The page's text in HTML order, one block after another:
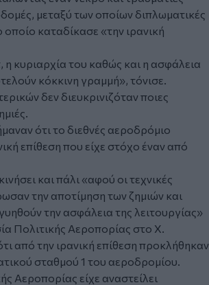
μεταξύ των οποίων διπλωματικές
καταδίκασε «την ιρανική
κυριαρχία του καθώς και η ασφάλεια
κόκκινη γραμμή», τόνισε.
δεν διευκρινιζόταν ποιες
ότι το διεθνές αεροδρόμιο
επίθεση που είχε στόχο έναν από
και πάλι «αφού οι τεχνικές
την αποτίμηση των ζημιών και
την ασφάλεια της λειτουργίας»
Πολιτικής Αεροπορίας στο Χ.
από την ιρανική επίθεση προκλήθηκαν
σταθμού 1 του αεροδρομίου.
Αεροπορίας είχε αναστείλει